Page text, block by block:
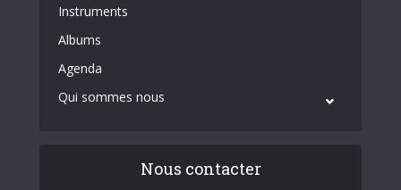
Instruments
Albums
Agenda
Qui sommes nous
Nous contacter